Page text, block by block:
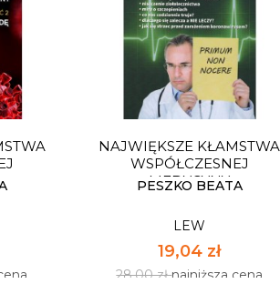
NAJWIĘKSZE KŁAMSTWA
WSPÓŁCZESNEJ
MEDYCYNY
PESZKO BEATA
LEW
19,04 zł
28,00 złnajniższa cena